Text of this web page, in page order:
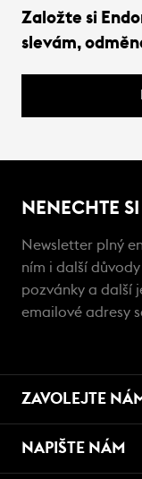
Založte si
slevám,
NENECHTE
Newsletter plný
ním i další
pozvánky a další
emailové adresy
ZAVOLEJTE
NAPIŠTE NÁM